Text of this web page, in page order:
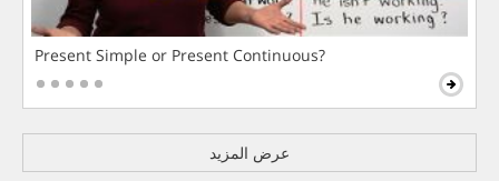
Present Simple or Present Continuous?
عرض المزيد